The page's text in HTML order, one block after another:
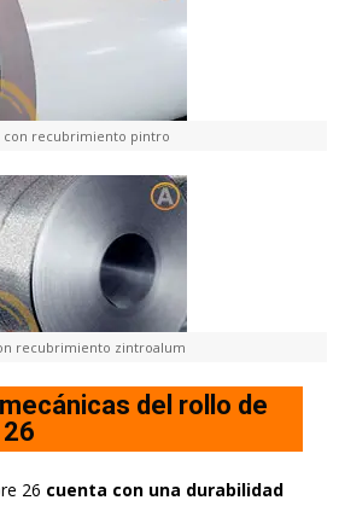
con recubrimiento pintro
recubrimiento zintroalum
del rollo de
26 cuenta con una durabilidad